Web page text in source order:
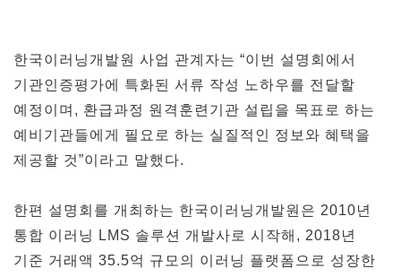
한국이러닝개발원 사업 관계자는 “이번 설명회에서
기관인증평가에 특화된 서류 작성 노하우를 전달할
예정이며, 환급과정 원격훈련기관 설립을 목표로 하는
예비기관들에게 필요로 하는 실질적인 정보와 혜택을
제공할 것”이라고 말했다.
한편 설명회를 개최하는 한국이러닝개발원은 2010년
통합 이러닝 LMS 솔루션 개발사로 시작해, 2018년
기준 거래액 35.5억 규모의 이러닝 플랫폼으로 성장한